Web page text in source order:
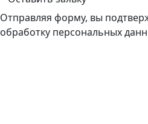
Отправляя форму, вы
обработку персональных